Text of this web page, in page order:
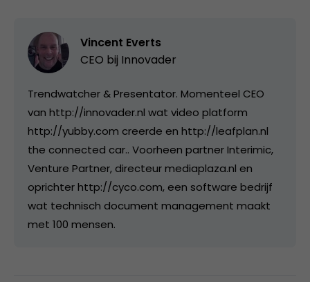
Vincent Everts
CEO bij Innovader
Trendwatcher & Presentator. Momenteel CEO
van http://innovader.nl wat video platform
http://yubby.com creerde en http://leafplan.nl
the connected car.. Voorheen partner Interimic,
Venture Partner, directeur mediaplaza.nl en
oprichter http://cyco.com, een software bedrijf
wat technisch document management maakt
met 100 mensen.